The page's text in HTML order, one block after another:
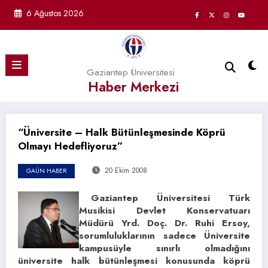
6 Ağustos 2026
Gaziantep Üniversitesi
Haber Merkezi
“Üniversite – Halk Bütünleşmesinde Köprü
Olmayı Hedefliyoruz”
GAÜN HABER 20 Ekim 2008
Gaziantep Üniversitesi Türk
Musikisi Devlet Konservatuarı
Müdürü Yrd. Doç. Dr. Ruhi Ersoy,
sorumluluklarının sadece Üniversite
kampusüyle sınırlı olmadığını
üniversite halk bütünleşmesi konusunda köprü